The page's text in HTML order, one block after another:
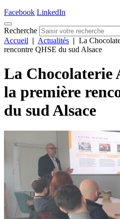
Facebook LinkedIn
Recherche
Accueil | Actualités | La
rencontre QHSE du sud Alsace
La Chocolaterie
la première
du sud Alsace